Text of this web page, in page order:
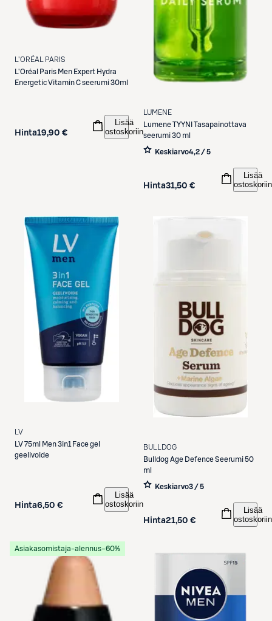
L'ORÉAL PARIS
L'Oréal Paris Men Expert Hydra
Energetic Vitamin C seerumi 30ml
Hinta19,90 €
Lisää
ostoskoriin
LUMENE
LumeneTYYNI Tasapainottava
seerumi 30 ml
Keskiarvo4,2 / 5
Hinta31,50 €
Lisää
ostoskoriin
LV
LV75ml Men 3in1 Face gel
geelivoide
Hinta6,50 €
Lisää
ostoskoriin
BULLDOG
Bulldog Age Defence Seerumi 50
ml
Keskiarvo3 / 5
Hinta21,50 €
Lisää
ostoskoriin
Asiakasomistaja-alennus−60%